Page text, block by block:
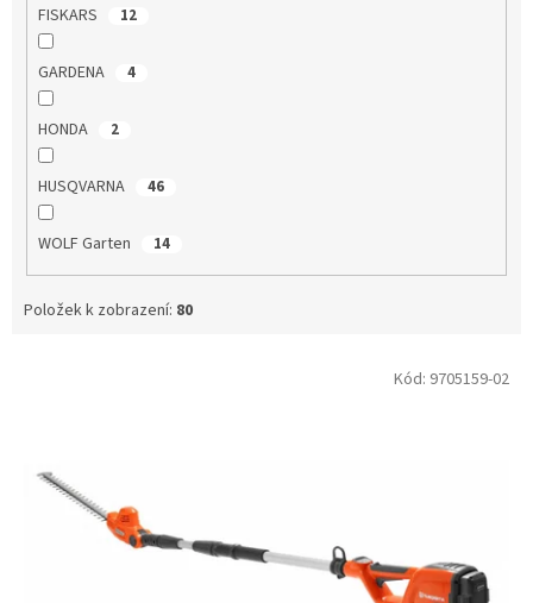
FISKARS 12
GARDENA 4
HONDA 2
HUSQVARNA 46
WOLF Garten 14
Položek k zobrazení: 80
Kód: 9705159-02